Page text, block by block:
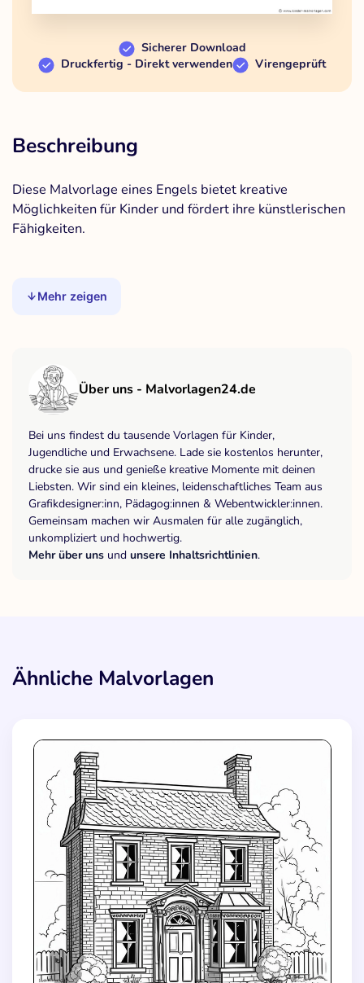
Sicherer Download
Druckfertig - Direkt verwenden
Virengeprüft
Beschreibung
Diese Malvorlage eines Engels bietet kreative
Möglichkeiten für Kinder und fördert ihre künstlerischen
Fähigkeiten.
Mehr zeigen
Über uns - Malvorlagen24.de
Bei uns findest du tausende Vorlagen für Kinder,
Jugendliche und Erwachsene. Lade sie kostenlos herunter,
drucke sie aus und genieße kreative Momente mit deinen
Liebsten. Wir sind ein kleines, leidenschaftliches Team aus
Grafikdesigner:inn, Pädagog:innen & Webentwickler:innen.
Gemeinsam machen wir Ausmalen für alle zugänglich,
unkompliziert und hochwertig.
Mehr über uns und unsere Inhaltsrichtlinien.
Ähnliche Malvorlagen